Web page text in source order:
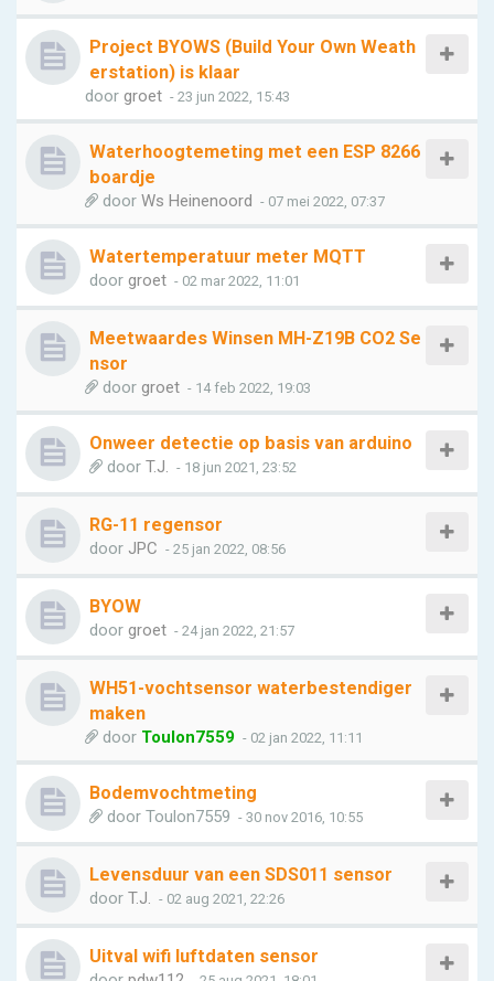
Project BYOWS (Build Your Own Weath
erstation) is klaar
door groet - 23 jun 2022, 15:43
Waterhoogtemeting met een ESP 8266
boardje
door Ws Heinenoord - 07 mei 2022, 07:37
Watertemperatuur meter MQTT
door groet - 02 mar 2022, 11:01
Meetwaardes Winsen MH-Z19B CO2 Se
nsor
door groet - 14 feb 2022, 19:03
Onweer detectie op basis van arduino
door T.J. - 18 jun 2021, 23:52
RG-11 regensor
door JPC - 25 jan 2022, 08:56
BYOW
door groet - 24 jan 2022, 21:57
WH51-vochtsensor waterbestendiger
maken
door Toulon7559 - 02 jan 2022, 11:11
Bodemvochtmeting
door Toulon7559 - 30 nov 2016, 10:55
Levensduur van een SDS011 sensor
door T.J. - 02 aug 2021, 22:26
Uitval wifi luftdaten sensor